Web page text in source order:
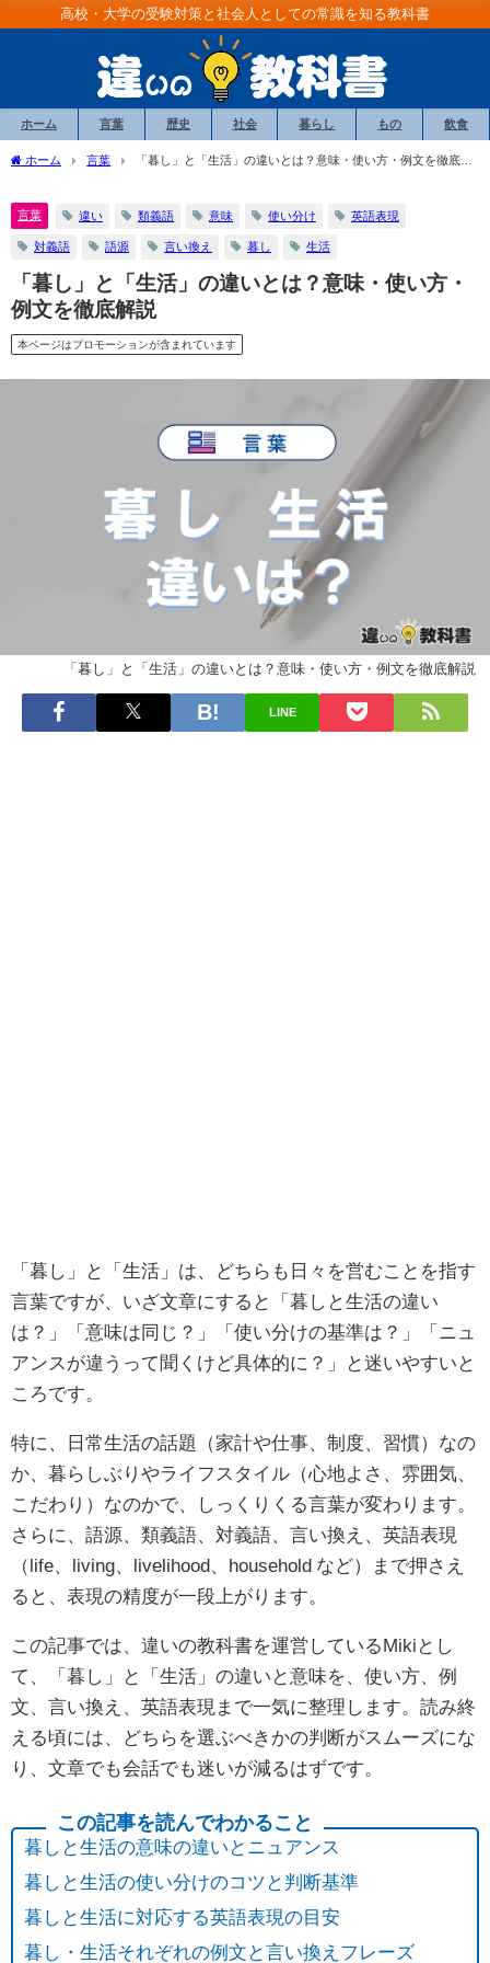
高校・大学の受験対策と社会人としての常識を知る教科書
ホーム 言葉 歴史 社会 暮らし もの 飲食
ホーム 言葉
「暮し」と「生活」の違いとは？意味・使い方・例文を徹底解
言葉 違い 類義語 意味 使い分け 英語表現
対義語 語源 言い換え 暮し 生活
「暮し」と「生活」の違いとは？意味・使い方・
例文を徹底解説
本ページはプロモーションが含まれています
「暮し」と「生活」の違いとは？意味・使い方・例文を徹底解説
LINE
「暮し」と「生活」は、どちらも日々を営むことを指す
言葉ですが、いざ文章にすると「暮しと生活の違い
は？」「意味は同じ？」「使い分けの基準は？」「ニュ
アンスが違うって聞くけど具体的に？」と迷いやすいと
ころです。
特に、日常生活の話題（家計や仕事、制度、習慣）なの
か、暮らしぶりやライフスタイル（心地よさ、雰囲気、
こだわり）なのかで、しっくりくる言葉が変わります。
さらに、語源、類義語、対義語、言い換え、英語表現
（life、living、livelihood、household など）まで押さえ
ると、表現の精度が一段上がります。
この記事では、違いの教科書を運営しているMikiとし
て、「暮し」と「生活」の違いと意味を、使い方、例
文、言い換え、英語表現まで一気に整理します。読み終
える頃には、どちらを選ぶべきかの判断がスムーズにな
り、文章でも会話でも迷いが減るはずです。
暮しと生活の意味の違いとニュアンス
暮しと生活の使い分けのコツと判断基準
暮しと生活に対応する英語表現の目安
暮し・生活それぞれの例文と言い換えフレーズ